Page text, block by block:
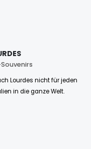
Lourdes nicht für jeden
in die ganze Welt.